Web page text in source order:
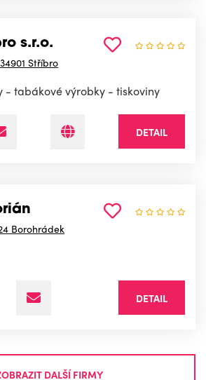
s.r.o.
Stříbro
- tabákové výrobky - tiskoviny
DETAIL
Borohrádek
DETAIL
DALŠÍ FIRMY